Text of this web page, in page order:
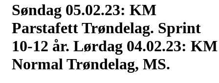
Søndag 05.02.23: KM
Parstafett Trøndelag. Sprint
10-12 år. Lørdag 04.02.23: KM
Normal Trøndelag, MS.